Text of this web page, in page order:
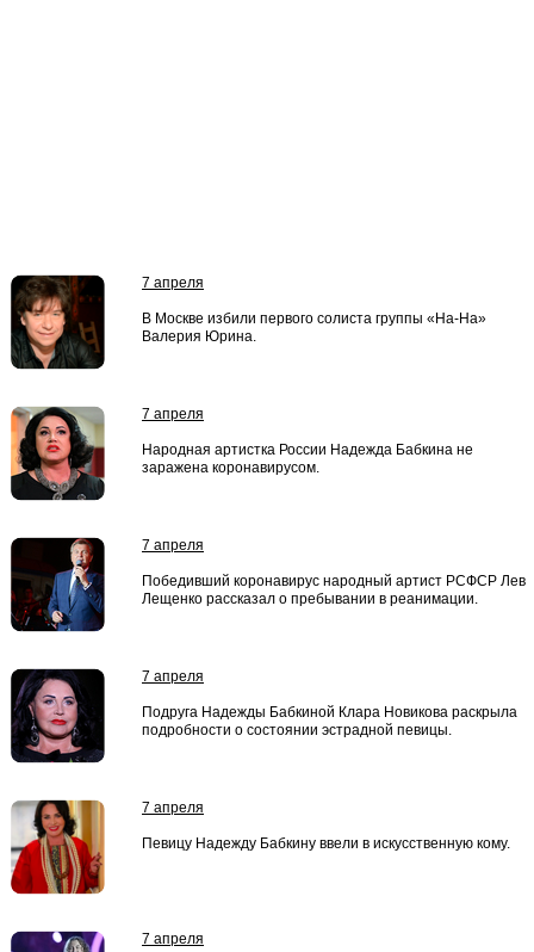
7 апреля
В Москве избили первого солиста группы «На-На»
Валерия Юрина.
7 апреля
Народная артистка России Надежда Бабкина не
заражена коронавирусом.
7 апреля
Победивший коронавирус народный артист РСФСР Лев
Лещенко рассказал о пребывании в реанимации.
7 апреля
Подруга Надежды Бабкиной Клара Новикова раскрыла
подробности о состоянии эстрадной певицы.
7 апреля
Певицу Надежду Бабкину ввели в искусственную кому.
7 апреля